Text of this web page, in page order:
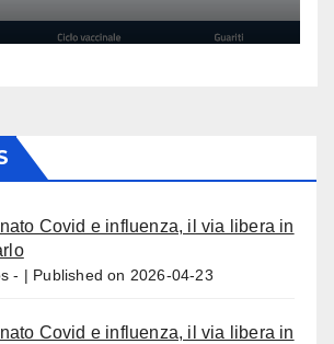
Covid e influenza, il via libera in
- Published on 2026-04-23
Covid e influenza, il via libera in